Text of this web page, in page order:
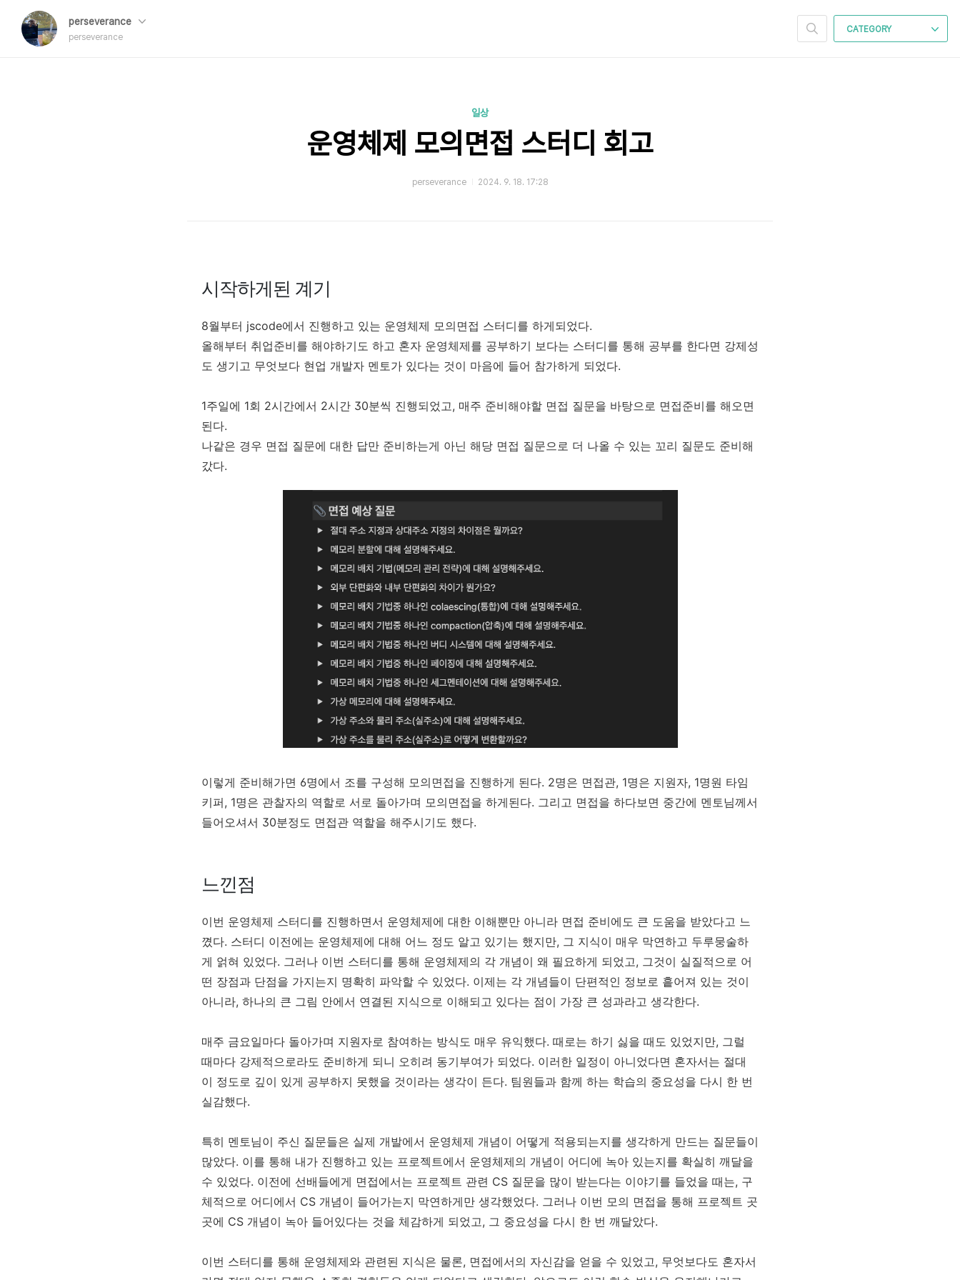
perseverance
perseverance
CATEGORY
일상
운영체제 모의면접 스터디 회고
perseverance 2024. 9. 18. 17:28
시작하게된 계기
8월부터 jscode에서 진행하고 있는 운영체제 모의면접 스터디를 하게되었다.
올해부터 취업준비를 해야하기도 하고 혼자 운영체제를 공부하기 보다는 스터디를 통해 공부를 한다면 강제성
도 생기고 무엇보다 현업 개발자 멘토가 있다는 것이 마음에 들어 참가하게 되었다.
1주일에 1회 2시간에서 2시간 30분씩 진행되었고, 매주 준비해야할 면접 질문을 바탕으로 면접준비를 해오면
된다.
나같은 경우 면접 질문에 대한 답만 준비하는게 아닌 해당 면접 질문으로 더 나올 수 있는 꼬리 질문도 준비해
갔다.
이렇게 준비해가면 6명에서 조를 구성해 모의면접을 진행하게 된다. 2명은 면접관, 1명은 지원자, 1명원 타임
키퍼, 1명은 관찰자의 역할로 서로 돌아가며 모의면접을 하게된다. 그리고 면접을 하다보면 중간에 멘토님께서
들어오셔서 30분정도 면접관 역할을 해주시기도 했다.
느낀점
이번 운영체제 스터디를 진행하면서 운영체제에 대한 이해뿐만 아니라 면접 준비에도 큰 도움을 받았다고 느
꼈다. 스터디 이전에는 운영체제에 대해 어느 정도 알고 있기는 했지만, 그 지식이 매우 막연하고 두루뭉술하
게 얽혀 있었다. 그러나 이번 스터디를 통해 운영체제의 각 개념이 왜 필요하게 되었고, 그것이 실질적으로 어
떤 장점과 단점을 가지는지 명확히 파악할 수 있었다. 이제는 각 개념들이 단편적인 정보로 흩어져 있는 것이
아니라, 하나의 큰 그림 안에서 연결된 지식으로 이해되고 있다는 점이 가장 큰 성과라고 생각한다.
매주 금요일마다 돌아가며 지원자로 참여하는 방식도 매우 유익했다. 때로는 하기 싫을 때도 있었지만, 그럴
때마다 강제적으로라도 준비하게 되니 오히려 동기부여가 되었다. 이러한 일정이 아니었다면 혼자서는 절대
이 정도로 깊이 있게 공부하지 못했을 것이라는 생각이 든다. 팀원들과 함께 하는 학습의 중요성을 다시 한 번
실감했다.
특히 멘토님이 주신 질문들은 실제 개발에서 운영체제 개념이 어떻게 적용되는지를 생각하게 만드는 질문들이
많았다. 이를 통해 내가 진행하고 있는 프로젝트에서 운영체제의 개념이 어디에 녹아 있는지를 확실히 깨달을
수 있었다. 이전에 선배들에게 면접에서는 프로젝트 관련 CS 질문을 많이 받는다는 이야기를 들었을 때는, 구
체적으로 어디에서 CS 개념이 들어가는지 막연하게만 생각했었다. 그러나 이번 모의 면접을 통해 프로젝트 곳
곳에 CS 개념이 녹아 들어있다는 것을 체감하게 되었고, 그 중요성을 다시 한 번 깨달았다.
이번 스터디를 통해 운영체제와 관련된 지식은 물론, 면접에서의 자신감을 얻을 수 있었고, 무엇보다도 혼자서